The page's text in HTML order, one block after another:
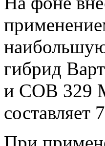
гибрид
и СОВ 329
составляет